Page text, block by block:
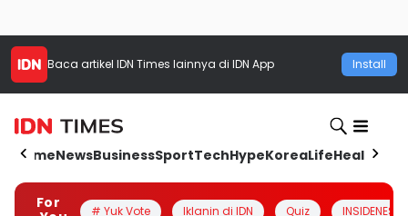
Baca artikel IDN Times lainnya di IDN App Install
HomeNewsBusinessSportTechHypeKoreaLifeHealth
For
# Yuk Vote Iklanin di IDN Quiz INSIDENESIA